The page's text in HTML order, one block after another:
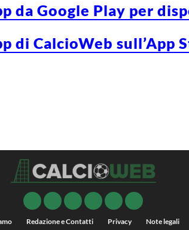
da Google Play per
di CalcioWeb sull’App
Redazione e Contatti Privacy Note legali